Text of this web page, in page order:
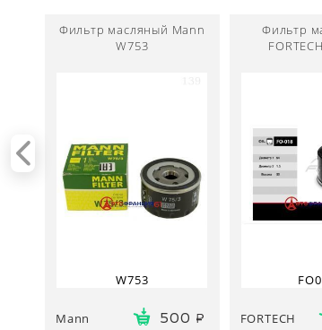
Фильтр масляный Mann
W753
W753
Mann 500
Фильтр
FORTECH